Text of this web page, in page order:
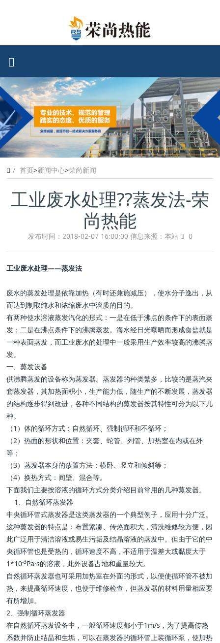
首页>新闻中心>荣尚新闻
工业废水处理??蒸发法-荣
尚热能
发布时间：2018-02-07 16:00:00 信息来源：本站 0
工业废水处理——蒸发法
废水的蒸发处理是依靠加热（有时还兼施减压），使水分子逸出，从
而达到制取纯水和浓缩废水中溶质的目的。
有两种使水溶液蒸发汽化的形式：一是在低于沸点的条件下的表面蒸
发；二是在沸点条件下的沸腾蒸发。海水经日光曝晒而形成食盐就是
一种表面蒸发，而工业废水的处理中一般采用生产效率较高的沸腾蒸
发。
一、蒸发设备
供沸腾蒸发的设备称为蒸发器。蒸发器的种类繁多，比较的是蒸汽夹
套蒸发器，其加热面积小，生产能力低，随生产的不断发展，蒸发器
的结构逐步得到改进，各种不同结构的蒸发器按其特性可分为以下几
种。
（1）体的循环方式：自然循环、强制循环和不循环；
（2）热面的形状和位置：夹套、蛇管、列管、加热室在内或在外
等；
（3）蒸发器本身的放置方法：横卧、竖立和倾斜等；
（4）换热方式：间壁、混合等。
下面我们主要按溶液的循环方式分类介绍目前常用的几种蒸发器。
1、自然循环蒸发器
中央循环管式蒸发器是这类蒸发器的一个典型例子，应用十分广泛。
这种蒸发器的特点是：布置紧凑、传热面积大，清洗维修较方便，因
此广泛用于清洁溶液或易生污垢及结晶溶液的蒸发中。但由于它的中
央循环管也是受热的，循环速度不高，不适用于温差大或黏度大于
1*10-3Pa·s的溶液，此外设备占地和重量较大。
自然循环蒸发器也可采用加热室在外面的形式，以便使循环管不被加
热，来提高循环速度，也便于维修检查，但蒸发器的材料用量相应要
有所增加。
2、强制循环蒸发器
在自然循环蒸发设备中，一般循环速度都小于1m/s，为了提高传热
系数并防止结晶和生垢，可以在蒸发器的循环管上装循环泵，使加热